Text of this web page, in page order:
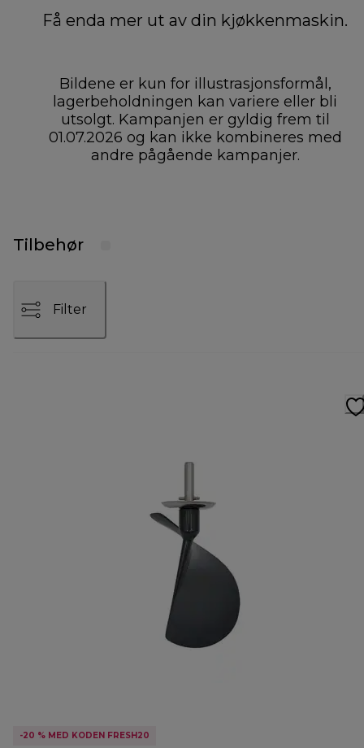
Få enda mer ut av din kjøkkenmaskin.
Bildene er kun for illustrasjonsformål,
lagerbeholdningen kan variere eller bli
utsolgt. Kampanjen er gyldig frem til
01.07.2026 og kan ikke kombineres med
andre pågående kampanjer.
Tilbehør
Filter
-20 % MED KODEN FRESH20